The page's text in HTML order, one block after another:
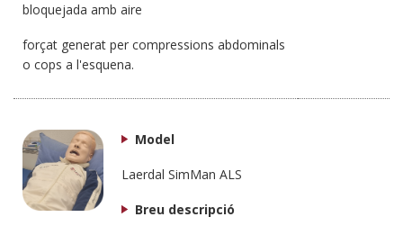
bloquejada amb aire
forçat generat per compressions abdominals
o cops a l'esquena.
Model
Laerdal SimMan ALS
Breu descripció